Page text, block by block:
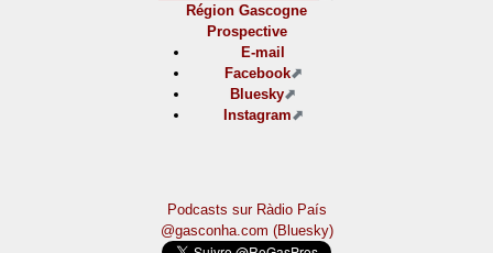
Région Gascogne
Prospective
E-mail
Facebook
Bluesky
Instagram
Podcasts sur Ràdio País
@gasconha.com (Bluesky)